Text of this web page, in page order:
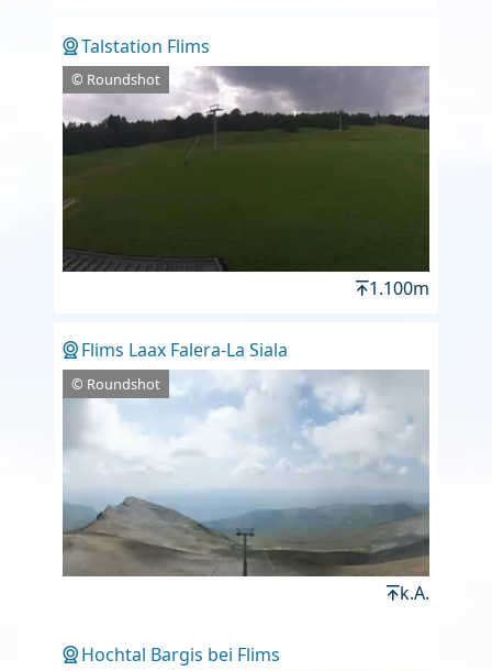
Talstation Flims
© Roundshot
1.100m
Flims Laax Falera-La Siala
© Roundshot
k.A.
Hochtal Bargis bei Flims